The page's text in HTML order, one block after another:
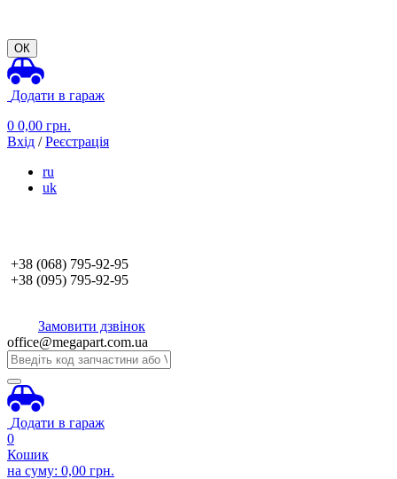
ОК
Додати в гараж
0 0,00 грн.
Вхід /Реєстрація
ru
uk
+38 (068) 795-92-95
+38 (095) 795-92-95
Замовити дзвінок
office@megapart.com.ua
Додати в гараж
0
Кошик
на суму: 0,00 грн.